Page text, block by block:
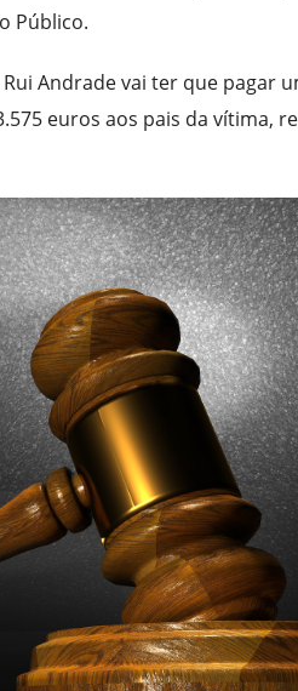
Público.
Andrade vai ter que pagar
euros aos pais da vítima,